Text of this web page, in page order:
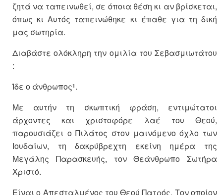
ζητά να ταπεινωθεί, σε όποια θέση κι αν βρίσκεται,
όπως κι Αυτός ταπεινώθηκε κι έπαθε για τη δική
μας σωτηρία.
Διαβάστε ολόκληρη την ομιλία του Σεβασμιωτάτου
:
Ίδε ο άνθρωπος1 .
Με αυτήν τη σκωπτική φράση, εντιμώτατοι
άρχοντες και χριστοφόρε λαέ του Θεού,
παρουσιάζει ο Πιλάτος στον μαινόμενο όχλο των
Ιουδαίων, τη δακρύβρεχτη εκείνη ημέρα της
Μεγάλης Παρασκευής, τον Θεάνθρωπο Σωτήρα
Χριστό.
Είναι ο Απεσταλμένος του Θεού Πατρός, Τον οποίον